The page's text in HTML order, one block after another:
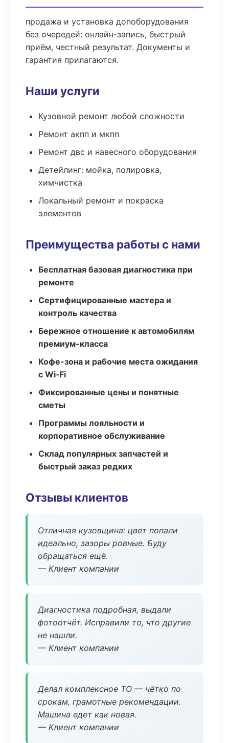
продажа и установка допоборудования
без очередей: онлайн-запись, быстрый
приём, честный результат. Документы и
гарантия прилагаются.
Наши услуги
Кузовной ремонт любой сложности
Ремонт акпп и мкпп
Ремонт двс и навесного оборудования
Детейлинг: мойка, полировка,
химчистка
Локальный ремонт и покраска
элементов
Преимущества работы с нами
Бесплатная базовая диагностика при
ремонте
Сертифицированные мастера и
контроль качества
Бережное отношение к автомобилям
премиум-класса
Кофе-зона и рабочие места ожидания
с Wi‑Fi
Фиксированные цены и понятные
сметы
Программы лояльности и
корпоративное обслуживание
Склад популярных запчастей и
быстрый заказ редких
Отзывы клиентов
Отличная кузовщина: цвет попали
идеально, зазоры ровные. Буду
обращаться ещё.
— Клиент компании
Диагностика подробная, выдали
фотоотчёт. Исправили то, что другие
не нашли.
— Клиент компании
Делал комплексное ТО — чётко по
срокам, грамотные рекомендации.
Машина едет как новая.
— Клиент компании